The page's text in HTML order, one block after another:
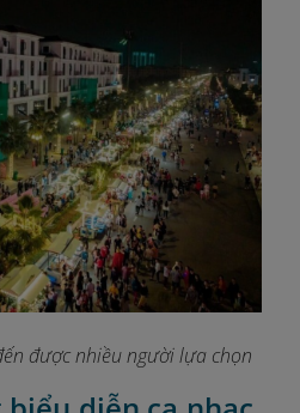
được nhiều người lựa chọn